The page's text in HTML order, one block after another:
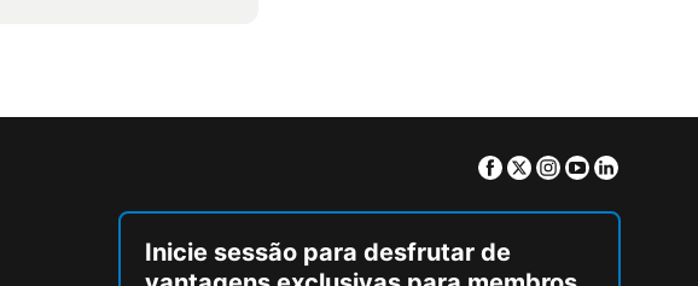
Facebook
TwitterInstagram
Youtube
Inicie sessão para desfrutar de